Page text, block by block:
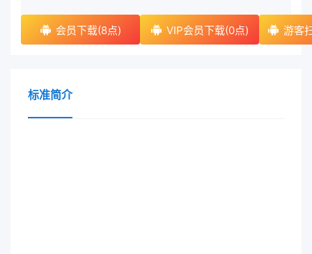
会员下载(8点) VIP会员下载(0点) 游客
标准简介